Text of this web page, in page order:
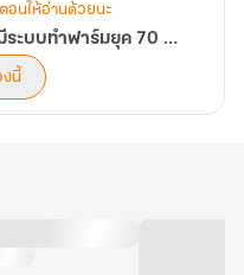
อนให้อ่านด้วยนะ
[จบ]ซาลาเปาตัวน้อย ทะลุมิติมามีระบบทำฟาร์มยุค 70 จนร่ำรวย
งนี้